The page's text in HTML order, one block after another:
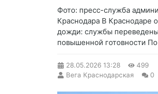
Фото: пресс-служба
Краснодара В Краснодаре
дожди: службы
повышенной готовности
28.05.2026 13:28
499
Вега Краснодарская
0